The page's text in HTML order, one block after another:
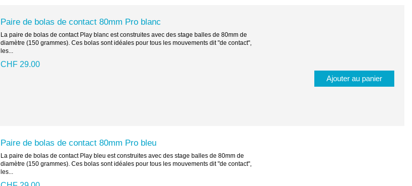
Paire de bolas de contact 80mm Pro blanc
La paire de bolas de contact Play blanc est construites avec des stage balles de 80mm de
diamètre (150 grammes). Ces bolas sont idéales pour tous les mouvements dit "de contact",
les...
CHF 29.00
Ajouter au panier
Paire de bolas de contact 80mm Pro bleu
La paire de bolas de contact Play bleu est construites avec des stage balles de 80mm de
diamètre (150 grammes). Ces bolas sont idéales pour tous les mouvements dit "de contact",
les...